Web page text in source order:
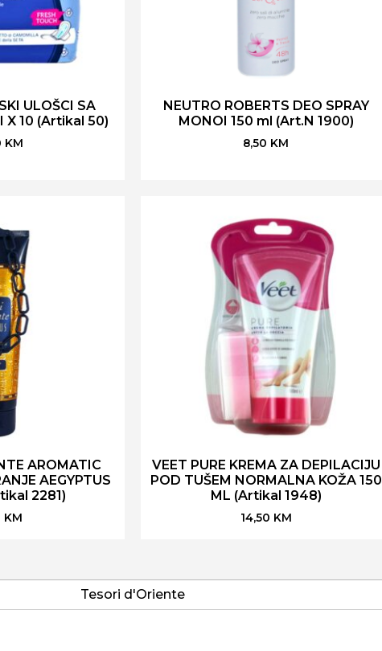
ULOŠCI SA
X 10 (Artikal 50)
KM
NEUTRO ROBERTS DEO SPRAY
MONOI 150 ml (Art.N 1900)
8,50 KM
AROMATIC
AEGYPTUS
2281)
KM
VEET PURE KREMA ZA DEPILACIJU
POD TUŠEM NORMALNA KOŽA 150
ML (Artikal 1948)
14,50 KM
Tesori d'Oriente